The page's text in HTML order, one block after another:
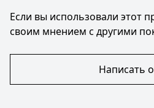
Если вы использовали этот
своим мнением с другими
Написать